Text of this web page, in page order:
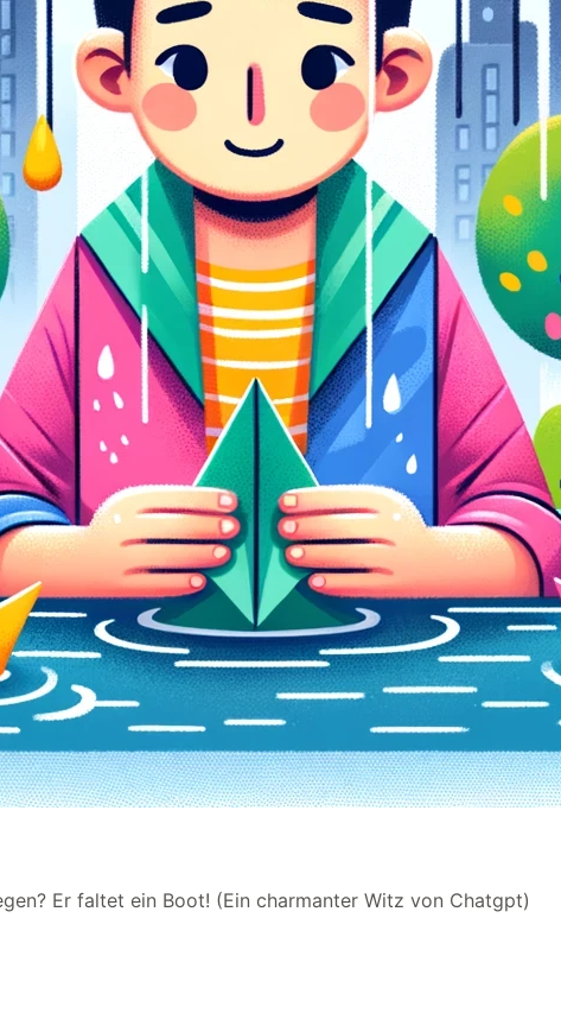
Er faltet ein Boot! (Ein charmanter Witz von Chatgpt)